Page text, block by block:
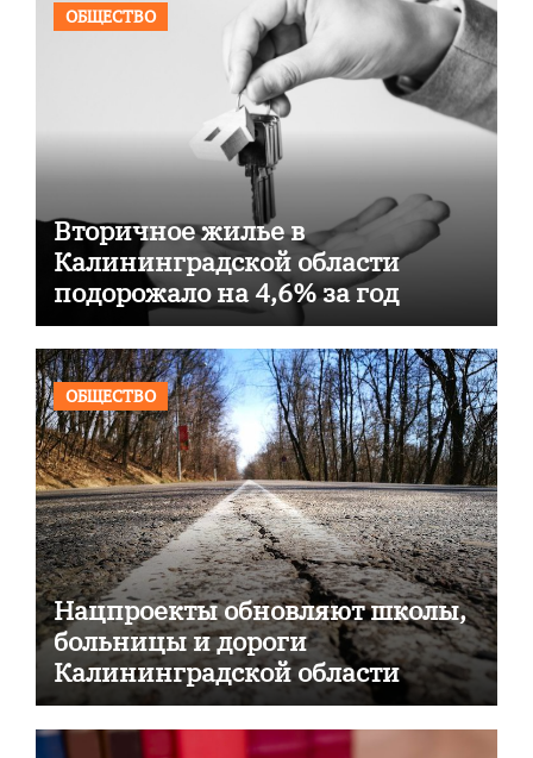
ОБЩЕСТВО
Вторичное жилье в
Калининградской области
подорожало на 4,6% за год
ОБЩЕСТВО
Нацпроекты обновляют школы,
больницы и дороги
Калининградской области